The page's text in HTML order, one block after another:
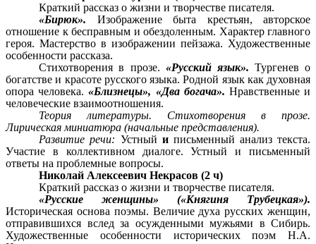
Краткий рассказ о жизни и творчестве писателя.
«Бирюк». Изображение быта крестьян, авторское
отношение к бесправным и обездоленным. Характер главного
героя. Мастерство в изображении пейзажа. Художественные
особенности рассказа.
Стихотворения в прозе. «Русский язык». Тургенев о
богатстве и красоте русского языка. Родной язык как духовная
опора человека.«Близнецы», «Два богача». Нравственные и
человеческие взаимоотношения.
Теория литературы. Стихотворения в прозе.
Лирическая миниатюра (начальные представления).
Развитие речи: Устный и письменный анализ текста.
Участие в коллективном диалоге. Устный и письменный
ответы на проблемные вопросы.
Николай Алексеевич Некрасов (2 ч)
Краткий рассказ о жизни и творчестве писателя.
«Русские женщины» («Княгиня Трубецкая»).
Историческая основа поэмы. Величие духа русских женщин,
отправившихся вслед за осужденными мужьями в Сибирь.
Художественные особенности исторических поэм Н.А.